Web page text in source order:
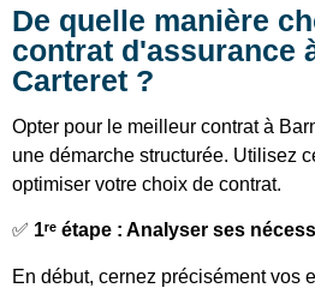
De quelle manière
contrat d'assurance
Carteret ?
Opter pour le meilleur contrat à
une démarche structurée. Utilisez
optimiser votre choix de contrat.
✅ 1ʳᵉ étape : Analyser ses
En début, cernez précisément vos